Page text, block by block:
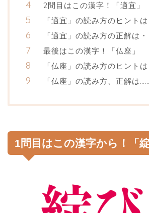
2問目はこの漢字！「適宜」
「適宜」の読み方のヒントは
「適宜」の読み方の正解は
最後はこの漢字！「仏座」
「仏座」の読み方のヒントは
「仏座」の読み方、正解は……
1問目はこの漢字から！「綻